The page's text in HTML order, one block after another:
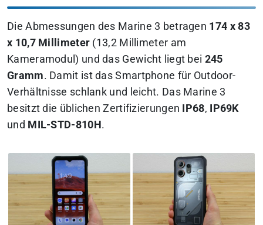
Die Abmessungen des Marine 3 betragen 174 x 83
x 10,7 Millimeter (13,2 Millimeter am
Kameramodul) und das Gewicht liegt bei 245
Gramm. Damit ist das Smartphone für Outdoor-
Verhältnisse schlank und leicht. Das Marine 3
besitzt die üblichen Zertifizierungen
IP68,
IP69K
und MIL-STD-810H .